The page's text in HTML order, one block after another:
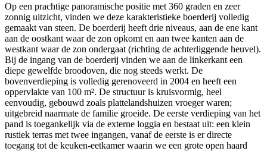
Op een prachtige panoramische positie met 360 graden en zeer
zonnig uitzicht, vinden we deze karakteristieke boerderij volledig
gemaakt van steen. De boerderij heeft drie niveaus, aan de ene kant
aan de oostkant waar de zon opkomt en aan twee kanten aan de
westkant waar de zon ondergaat (richting de achterliggende heuvel).
Bij de ingang van de boerderij vinden we aan de linkerkant een
diepe gewelfde broodoven, die nog steeds werkt. De
bovenverdieping is volledig gerenoveerd in 2004 en heeft een
oppervlakte van 100 m². De structuur is kruisvormig, heel
eenvoudig, gebouwd zoals plattelandshuizen vroeger waren;
uitgebreid naarmate de familie groeide. De eerste verdieping van het
pand is toegankelijk via de externe loggia en bestaat uit: een klein
rustiek terras met twee ingangen, vanaf de eerste is er directe
toegang tot de keuken-eetkamer waarin we een grote open haard